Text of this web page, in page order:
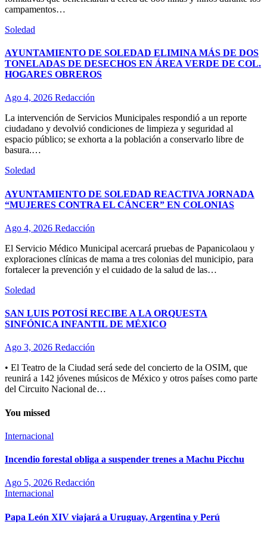
campamentos…
Soledad
AYUNTAMIENTO DE SOLEDAD ELIMINA MÁS DE DOS
TONELADAS DE DESECHOS EN ÁREA VERDE DE COL.
HOGARES OBREROS
Ago 4, 2026 Redacción
La intervención de Servicios Municipales respondió a un reporte
ciudadano y devolvió condiciones de limpieza y seguridad al
espacio público; se exhorta a la población a conservarlo libre de
basura.…
Soledad
AYUNTAMIENTO DE SOLEDAD REACTIVA JORNADA
“MUJERES CONTRA EL CÁNCER” EN COLONIAS
Ago 4, 2026 Redacción
El Servicio Médico Municipal acercará pruebas de Papanicolaou y
exploraciones clínicas de mama a tres colonias del municipio, para
fortalecer la prevención y el cuidado de la salud de las…
Soledad
SAN LUIS POTOSÍ RECIBE A LA ORQUESTA
SINFÓNICA INFANTIL DE MÉXICO
Ago 3, 2026 Redacción
• El Teatro de la Ciudad será sede del concierto de la OSIM, que
reunirá a 142 jóvenes músicos de México y otros países como parte
del Circuito Nacional de…
You missed
Internacional
Incendio forestal obliga a suspender trenes a Machu Picchu
Ago 5, 2026 Redacción
Internacional
Papa León XIV viajará a Uruguay, Argentina y Perú